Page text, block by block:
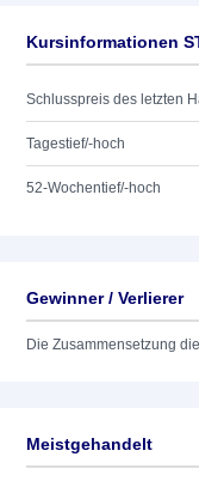
Kursinformationen
Schlusspreis des letzten
Tagestief/-hoch
52-Wochentief/-hoch
Gewinner / Verlierer
Die Zusammensetzung
Meistgehandelt